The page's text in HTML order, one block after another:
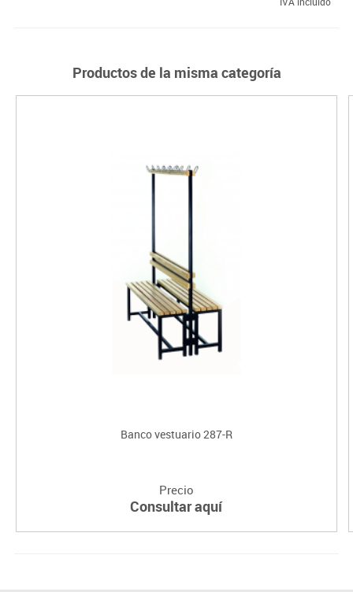
Productos de la misma categoría
Banco vestuario 287-R
Precio
Consultar aquí